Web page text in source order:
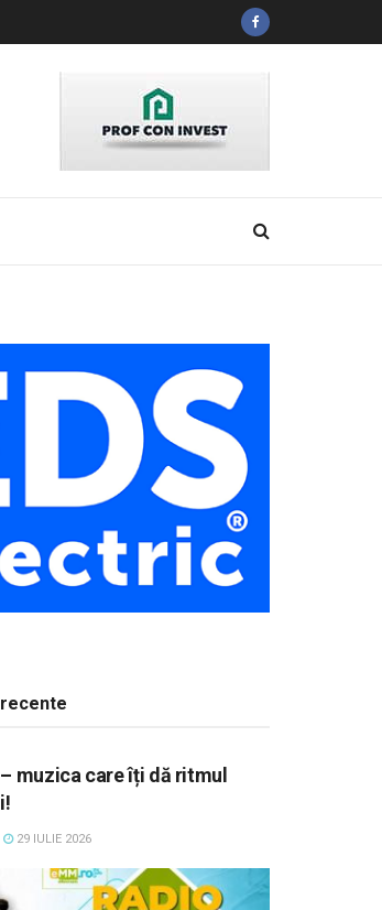
muzica care îți dă ritmul
29 IULIE 2026